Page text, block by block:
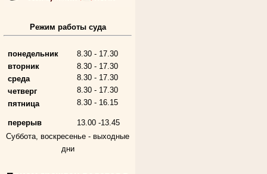
Участник Великой Отечественной войны
Председатель Губкинского городского
Режим работы суда
понедельник
8.30 - 17.30
вторник
8.30 - 17.30
среда
8.30 - 17.30
четверг
8.30 - 17.30
пятница
8.30 - 16.15
перерыв
13.00 -13.45
Суббота, воскресенье - выходные
дни